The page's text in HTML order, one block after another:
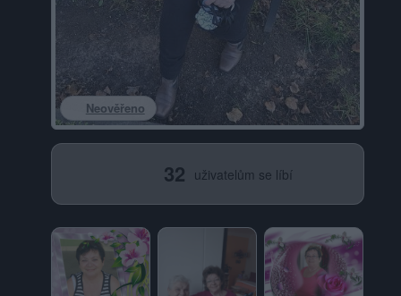
Neověřeno
32 uživatelům se líbí